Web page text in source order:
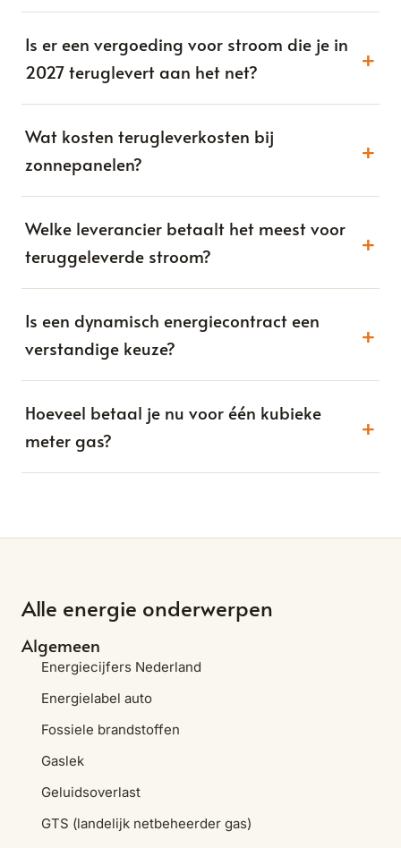
Is er een vergoeding voor stroom die je in
2027 teruglevert aan het net?
+
Wat kosten terugleverkosten bij
zonnepanelen?
+
Welke leverancier betaalt het meest voor
teruggeleverde stroom?
+
Is een dynamisch energiecontract een
verstandige keuze?
+
Hoeveel betaal je nu voor één kubieke
meter gas?
+
Alle energie onderwerpen
Algemeen
Energiecijfers Nederland
Energielabel auto
Fossiele brandstoffen
Gaslek
Geluidsoverlast
GTS (landelijk netbeheerder gas)